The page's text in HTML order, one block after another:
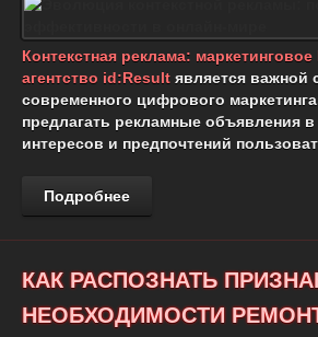
Контекстная реклама: маркетинговое
агентство id:Result является важной
современного цифрового
предлагать рекламные объявления
интересов и предпочтений
Подробнее
КАК РАСПОЗНАТЬ
НЕОБХОДИМОСТИ